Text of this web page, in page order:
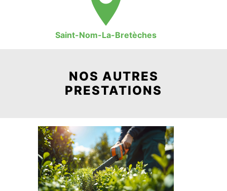
Saint-Nom-La-Bretèches
NOS AUTRES
PRESTATIONS